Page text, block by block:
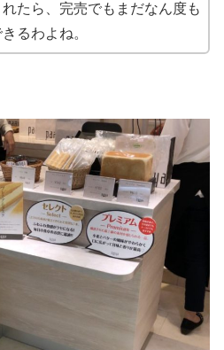
たら、完売でもまだなん度も
るわよね。